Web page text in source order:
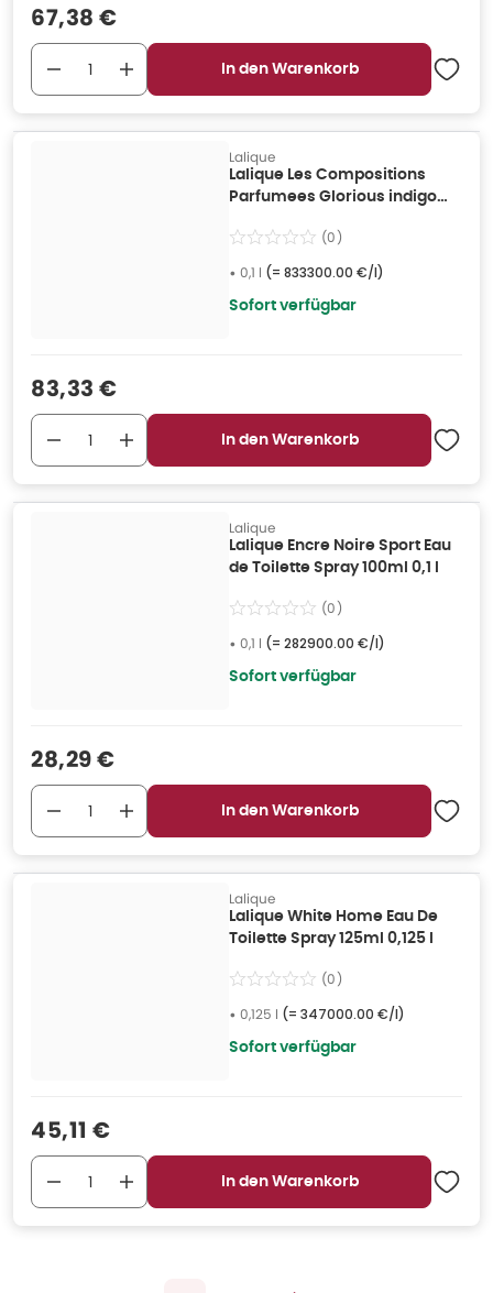
Verkaufspreis
67,38 €
In den Warenkorb
Lalique
Lalique Les Compositions
Parfumees Glorious indigo
(0)
• 0,1 l (= 833300.00 €/l)
Sofort verfügbar
Verkaufspreis
83,33 €
In den Warenkorb
Lalique
Lalique Encre Noire Sport Eau
de Toilette Spray 100ml 0,1 l
(0)
• 0,1 l (= 282900.00 €/l)
Sofort verfügbar
Verkaufspreis
28,29 €
In den Warenkorb
Lalique
Lalique White Home Eau De
Toilette Spray 125ml 0,125 l
(0)
• 0,125 l (= 347000.00 €/l)
Sofort verfügbar
Verkaufspreis
45,11 €
In den Warenkorb